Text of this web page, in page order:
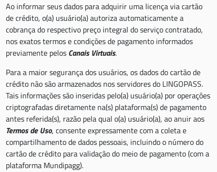
Ao informar seus dados para adquirir uma licença via cartão
de crédito, o(a) usuário(a) autoriza automaticamente a
cobrança do respectivo preço integral do serviço contratado,
nos exatos termos e condições de pagamento informados
previamente pelos Canais Virtuais.
Para a maior segurança dos usuários, os dados do cartão de
crédito não são armazenados nos servidores do LINGOPASS.
Tais informações são inseridas pelo(a) usuário(a) por operações
criptografadas diretamente na(s) plataforma(s) de pagamento
antes referida(s), razão pela qual o(a) usuário(a), ao anuir aos
Termos de Uso, consente expressamente com a coleta e
compartilhamento de dados pessoais, incluindo o número do
cartão de crédito para validação do meio de pagamento (com a
plataforma Mundipagg).